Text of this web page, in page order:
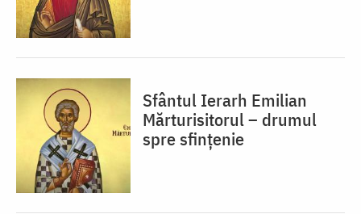
Sfântul Ierarh Emilian
Mărturisitorul – drumul
spre sfințenie